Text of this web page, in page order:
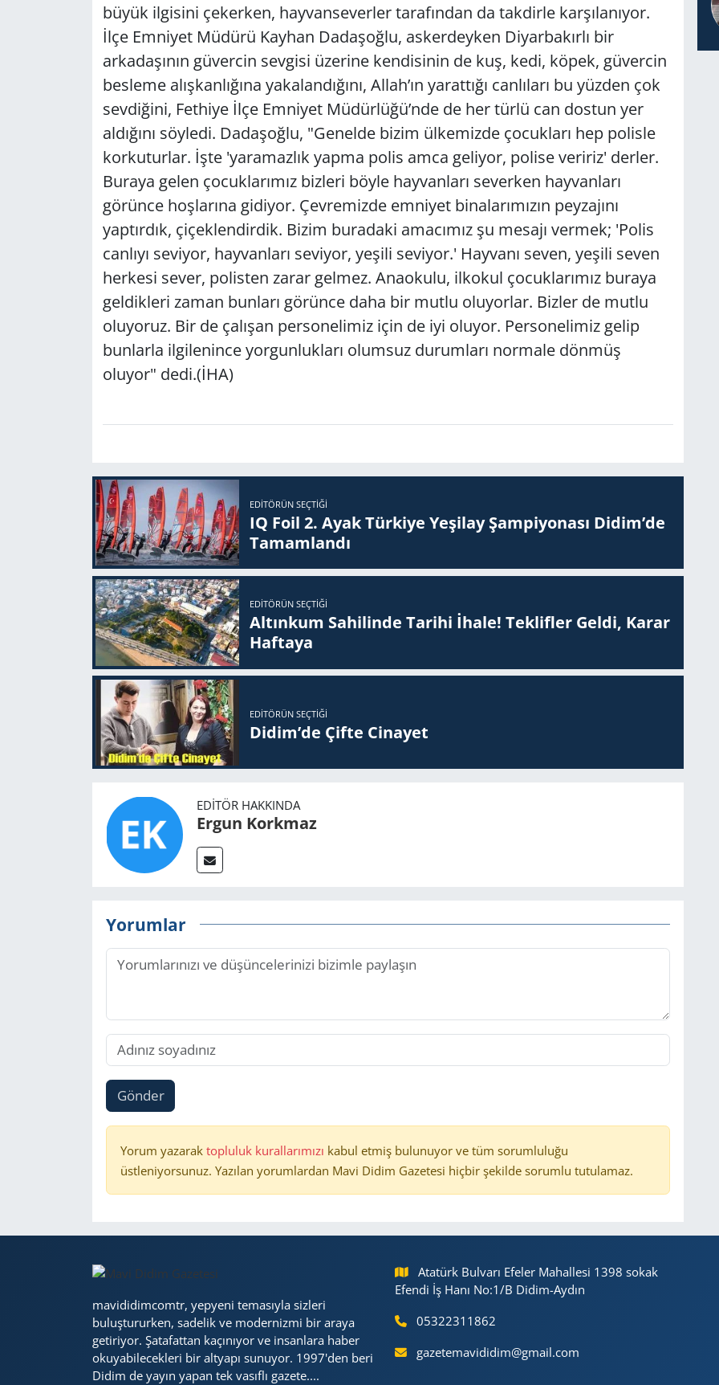
büyük ilgisini çekerken, hayvanseverler tarafından da takdirle karşılanıyor.
İlçe Emniyet Müdürü Kayhan Dadaşoğlu, askerdeyken Diyarbakırlı bir
arkadaşının güvercin sevgisi üzerine kendisinin de kuş, kedi, köpek, güvercin
besleme alışkanlığına yakalandığını, Allah’ın yarattığı canlıları bu yüzden çok
sevdiğini, Fethiye İlçe Emniyet Müdürlüğü’nde de her türlü can dostun yer
aldığını söyledi. Dadaşoğlu, "Genelde bizim ülkemizde çocukları hep polisle
korkuturlar. İşte 'yaramazlık yapma polis amca geliyor, polise veririz' derler.
Buraya gelen çocuklarımız bizleri böyle hayvanları severken hayvanları
görünce hoşlarına gidiyor. Çevremizde emniyet binalarımızın peyzajını
yaptırdık, çiçeklendirdik. Bizim buradaki amacımız şu mesajı vermek; 'Polis
canlıyı seviyor, hayvanları seviyor, yeşili seviyor.' Hayvanı seven, yeşili seven
herkesi sever, polisten zarar gelmez. Anaokulu, ilkokul çocuklarımız buraya
geldikleri zaman bunları görünce daha bir mutlu oluyorlar. Bizler de mutlu
oluyoruz. Bir de çalışan personelimiz için de iyi oluyor. Personelimiz gelip
bunlarla ilgilenince yorgunlukları olumsuz durumları normale dönmüş
oluyor" dedi.(İHA)
EDITÖRÜN SEÇTIĞI
IQ Foil 2. Ayak Tür­ki­ye Ye­şi­lay Şam­pi­yo­na­sı Didim’de
Ta­mam­lan­dı
EDITÖRÜN SEÇTIĞI
Altınkum Sahilinde Tarihi İhale! Teklifler Geldi, Karar
Haftaya
EDITÖRÜN SEÇTIĞI
Didim’de Çifte Ci­na­yet
EDITÖR HAKKINDA
Ergun Korkmaz
Yorumlar
Gönder
Yorum yazarak topluluk kurallarımızı kabul etmiş bulunuyor ve tüm sorumluluğu
üstleniyorsunuz. Yazılan yorumlardan Mavi Didim Gazetesi hiçbir şekilde sorumlu tutulamaz.
mavididimcomtr, yepyeni temasıyla sizleri
buluştururken, sadelik ve modernizmi bir araya
getiriyor. Şatafattan kaçınıyor ve insanlara haber
okuyabilecekleri bir altyapı sunuyor. 1997'den beri
Didim de yayın yapan tek vasıflı gazete....
Atatürk Bulvarı Efeler Mahallesi 1398 sokak
Efendi İş Hanı No:1/B Didim-Aydın
05322311862
gazetemavididim@gmail.com